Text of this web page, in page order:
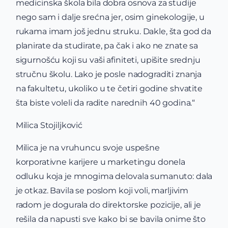
medicinska škola bila dobra osnova za studije
nego sam i dalje srećna jer, osim ginekologije, u
rukama imam još jednu struku. Dakle, šta god da
planirate da studirate, pa čak i ako ne znate sa
sigurnošću koji su vaši afiniteti, upišite srednju
stručnu školu. Lako je posle nadograditi znanja
na fakultetu, ukoliko u te četiri godine shvatite
šta biste voleli da radite narednih 40 godina.“
Milica Stojiljković
Milica je na vruhuncu svoje uspešne
korporativne karijere u marketingu donela
odluku koja je mnogima delovala sumanuto: dala
je otkaz. Bavila se poslom koji voli, marljivim
radom je dogurala do direktorske pozicije, ali je
rešila da napusti sve kako bi se bavila onime što